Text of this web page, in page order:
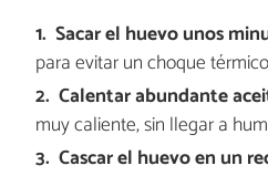
Sacar el huevo unos
para evitar un choque
Calentar abundante
muy caliente, sin llegar a
Cascar el huevo en un